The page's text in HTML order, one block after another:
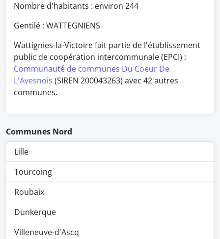
Nombre d'habitants : environ 244
Gentilé : WATTEGNIENS
Wattignies-la-Victoire fait partie de l'établissement
public de coopération intercommunale (EPCI) :
Communauté de communes Du Coeur De
L'Avesnois (SIREN 200043263) avec 42 autres
communes.
Communes Nord
Lille
Tourcoing
Roubaix
Dunkerque
Villeneuve-d'Ascq